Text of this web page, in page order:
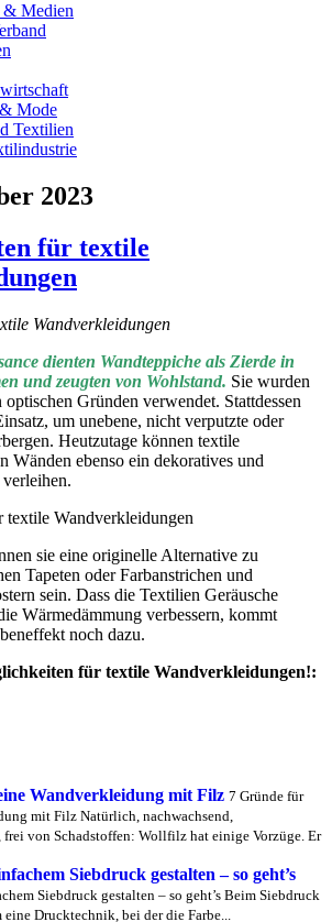
& Medien
Mode
Textilien
2023
für textile
Wandverkleidungen
dienten Wandteppiche als Zierde in
und zeugten von Wohlstand. Sie wurden
Gründen verwendet. Stattdessen
um unebene, nicht verputzte oder
Heutzutage können textile
Wänden ebenso ein dekoratives und
sie eine originelle Alternative zu
Tapeten oder Farbanstrichen und
sein. Dass die Textilien Geräusche
Wärmedämmung verbessern, kommt
noch dazu.
für textile Wandverkleidungen!:
Wandverkleidung mit Filz 7 Gründe für
mit Filz Natürlich, nachwachsend,
von Schadstoffen: Wollfilz hat einige Vorzüge. Er
Siebdruck gestalten – so geht’s
Siebdruck gestalten – so geht’s Beim Siebdruck
Drucktechnik, bei der die Farbe...